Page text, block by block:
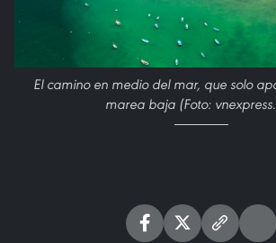
El camino en medio del mar, que solo
marea baja (Foto: